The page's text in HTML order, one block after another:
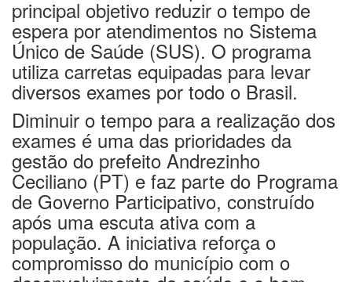
principal objetivo reduzir o tempo de
espera por atendimentos no Sistema
Único de Saúde (SUS). O programa
utiliza carretas equipadas para levar
diversos exames por todo o Brasil.
Diminuir o tempo para a realização dos
exames é uma das prioridades da
gestão do prefeito Andrezinho
Ceciliano (PT) e faz parte do Programa
de Governo Participativo, construído
após uma escuta ativa com a
população. A iniciativa reforça o
compromisso do município com o